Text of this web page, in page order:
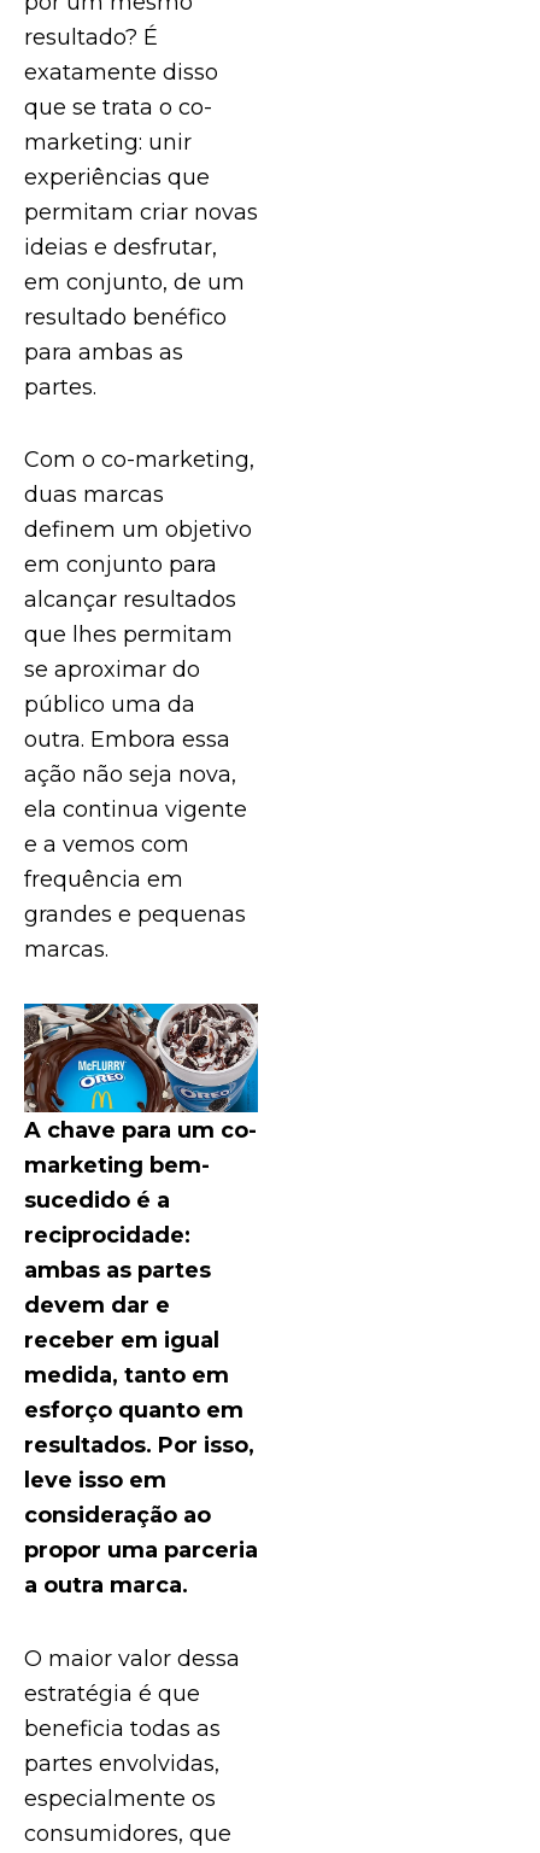
resultado? É
exatamente disso
que se trata o co-
marketing: unir
experiências que
permitam criar novas
ideias e desfrutar,
em conjunto, de um
resultado benéfico
para ambas as
partes.
Com o co-marketing,
duas marcas
definem um objetivo
em conjunto para
alcançar resultados
que lhes permitam
se aproximar do
público uma da
outra. Embora essa
ação não seja nova,
ela continua vigente
e a vemos com
frequência em
grandes e pequenas
marcas.
A chave para um co-
marketing bem-
sucedido é a
reciprocidade:
ambas as partes
devem dar e
receber em igual
medida, tanto em
esforço quanto em
resultados. Por isso,
leve isso em
consideração ao
propor uma parceria
a outra marca.
O maior valor dessa
estratégia é que
beneficia todas as
partes envolvidas,
especialmente os
consumidores, que